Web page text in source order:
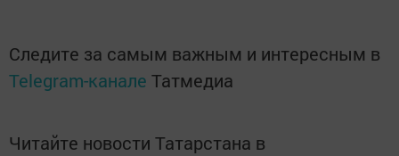
Следите за самым важным и интересным в
Telegram-канале Татмедиа
Читайте новости Татарстана в